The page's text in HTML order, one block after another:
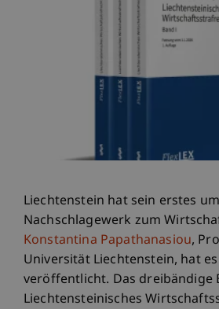
Liechtenstein hat sein erstes
Nachschlagewerk zum
Konstantina Papathanasiou,
Universität Liechtenstein, hat
veröffentlicht. Das dreibändige
Liechtensteinisches